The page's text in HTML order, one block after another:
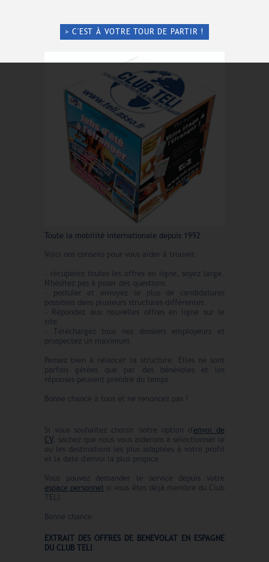
> C'EST À VOTRE TOUR DE PARTIR !
Toute la mobilité internationale depuis 1992
Voici nos conseils pour vous aider à trouver.
- récupérez toutes les offres en ligne, soyez large.
N'hésitez pas à poser des questions.
- postuler et envoyez le plus de candidatures
possibles dans plusieurs structures différentes.
- Répondez aux nouvelles offres en ligne sur le
site.
- Téléchargez tous nos dossiers employeurs et
prospectez un maximum.
Pensez bien à relancer la structure. Elles ne sont
parfois gérées que par des bénévoles et les
réponses peuvent prendre du temps.
Bonne chance à tous et ne renoncez pas !
Si vous souhaitez choisir notre option d' envoi de
CV, sachez que nous vous aiderons à sélectionner le
ou les destinations les plus adaptées à votre profil
et la date d'envoi la plus propice.
Vous pouvez demander le service depuis votre
espace personnel si vous êtes déjà membre du Club
TELI.
Bonne chance.
EXTRAIT DES OFFRES DE BENEVOLAT EN ESPAGNE
DU CLUB TELI